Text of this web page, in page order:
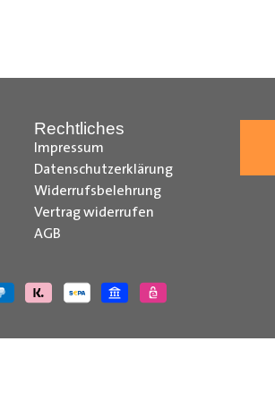
Rechtliches
Impressum
Datenschutzerklärung
Widerrufsbelehrung
Vertrag widerrufen
AGB